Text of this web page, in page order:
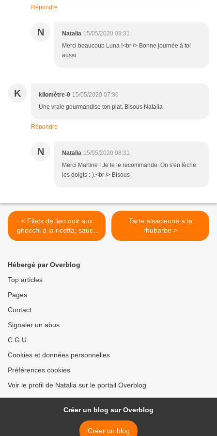
Répondre
N Natalia 15/05/2020 08:31
Merci beaucoup Luna !<br /> Bonne journée à toi
aussi
K kilomètre-0 15/05/2020 07:30
Une vraie gourmandise ton plat. Bisous Natalia
Répondre
N Natalia 15/05/2020 08:31
Merci Martine ! Je te le recommande. On s'en lèche
les doigts :-).<br /> Bisous
< Filets de lieu noir aux
gnocchi à la ricotta, sauce
crémeuse au pesto
Tarte alsacienne à la
rhubarbe >
Hébergé par Overblog
Top articles
Pages
Contact
Signaler un abus
C.G.U.
Cookies et données personnelles
Préférences cookies
Voir le profil de Natalia sur le portail Overblog
Créer un blog sur Overblog
Créer un blog